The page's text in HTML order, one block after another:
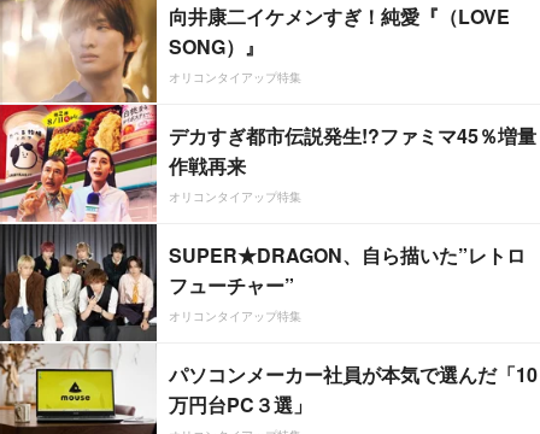
向井康二イケメンすぎ！純愛『（LOVE
SONG）』
オリコンタイアップ特集
デカすぎ都市伝説発生!?ファミマ45％増量
作戦再来
オリコンタイアップ特集
SUPER★DRAGON、自ら描いた”レトロ
フューチャー”
オリコンタイアップ特集
パソコンメーカー社員が本気で選んだ「10
万円台PC３選」